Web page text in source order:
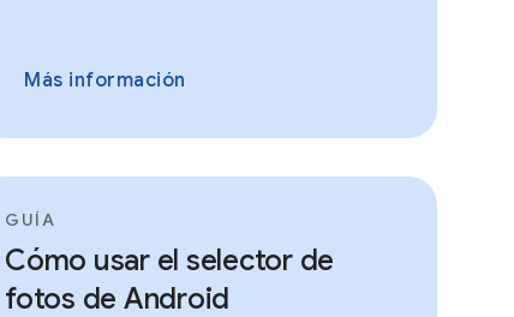
Más información
GUÍA
Cómo usar el selector de
fotos de Android